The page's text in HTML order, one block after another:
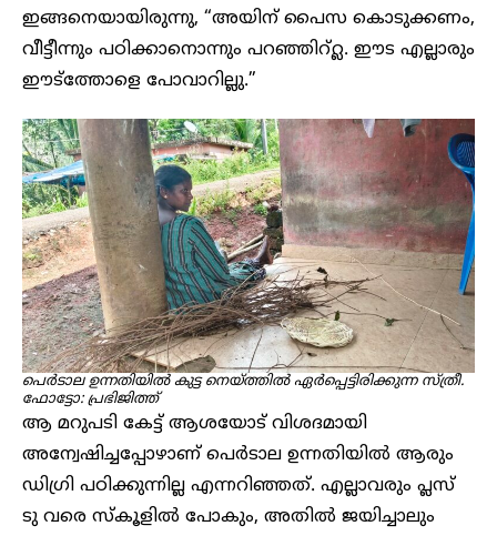
ഇങ്ങനെയായിരുന്നു, “അയിന് പൈസ കൊടുക്കണം,
വീട്ടീന്നും പഠിക്കാനൊന്നും പറഞ്ഞിറ്റ്ല. ഈട എല്ലാരും
ഈട്ത്തോളെ പോവാറില്ലു.”
പെർടാല ഉന്നതിയിൽ കുട്ട നെയ്ത്തിൽ ഏർപ്പെട്ടിരിക്കുന്ന സ്ത്രീ.
ഫോട്ടോ: പ്രഭിജിത്ത്
ആ മറുപടി കേട്ട് ആശയോട് വിശദമായി
അന്വേഷിച്ചപ്പോഴാണ് പെർടാല ഉന്നതിയിൽ ആരും
ഡിഗ്രി പഠിക്കുന്നില്ല എന്നറിഞ്ഞത്. എല്ലാവരും പ്ലസ്
ടു വരെ സ്കൂളിൽ പോകും, അതിൽ ജയിച്ചാലും